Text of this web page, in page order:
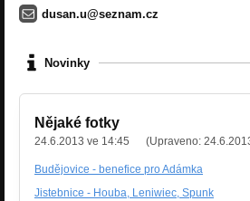
dusan.u@seznam.cz
Novinky
Nějaké fotky
24.6.2013 ve 14:45 (Upraveno:
Budějovice - benefice pro Adámka
Jistebnice - Houba, Leniwiec, Spunk